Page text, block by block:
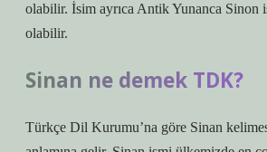
olabilir. İsim ayrıca Antik Yunanca Sinon
olabilir.
Sinan ne demek TDK?
Türkçe Dil Kurumu’na göre Sinan